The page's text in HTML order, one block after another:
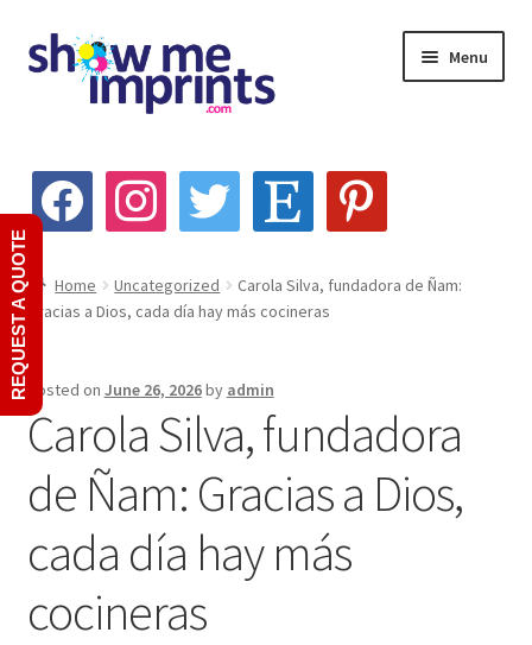
Skip
to
navigation
Skip
to
content
Menu
About Us
Custom Product Quote
Services
Screen Printing
We Screen Print & Embroider Apparel!
facebook instagram twitter etsy pinterest
Home Uncategorized
Carola Silva, fundadora de Ñam:
Gracias a Dios, cada día hay más cocineras
Posted on June 26, 2026by admin
Carola Silva, fundadora
de Ñam: Gracias a Dios,
cada día hay más
cocineras
REQUEST A QUOTE